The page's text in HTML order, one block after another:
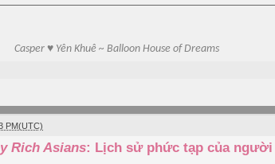
Casper ♥ Yên Khuê ~ Balloon House of Dreams
PM(UTC)
Rich Asians: Lịch sử phức tạp của